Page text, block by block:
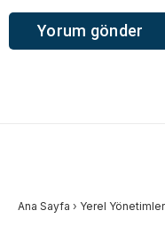
Ana Sayfa › Yerel Yönetimler